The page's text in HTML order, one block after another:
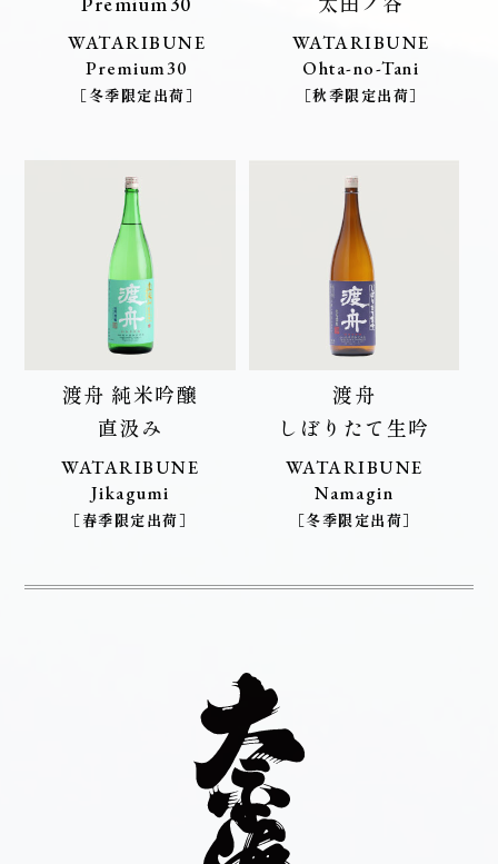
WATARIBUNE
Premium30
［冬季限定出荷］
WATARIBUNE
Ohta-no-Tani
［秋季限定出荷］
渡舟 純米吟醸
直汲み
WATARIBUNE
Jikagumi
［春季限定出荷］
渡舟
しぼりたて生吟
WATARIBUNE
Namagin
［冬季限定出荷］